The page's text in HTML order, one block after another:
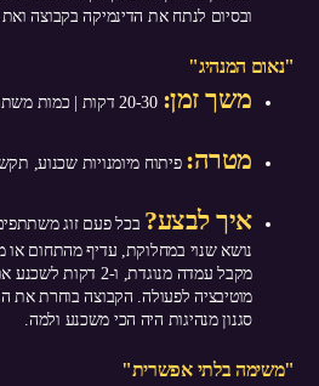
ובסיום לנתח את הדינמיקה בקבוצה
"נאום המנהיג"
משך זמן: 20-30 דקות | כמות משתתפים: 5-20
מטרה: פיתוח מיומנויות שכנוע,
איך לבצע? בכל פעם זוג
נושא שנוי במחלוקת, עדיף מהתחום
מקבל עמדה מנוגדת, ו-
מוטיבציה לפעולה. הקבוצה בוחרת את
סגנון מנהיגות היה הכי משכנע ולמה.
"משימה בלתי אפשרית"